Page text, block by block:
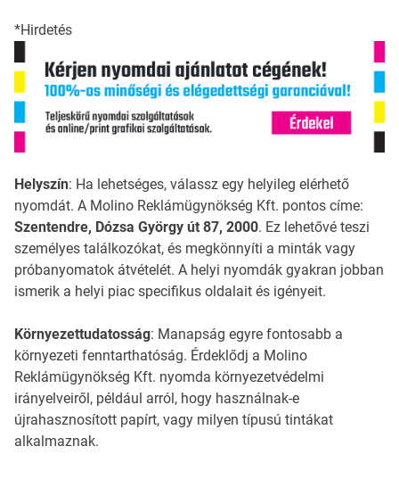
*Hirdetés
Helyszín: Ha lehetséges, válassz egy helyileg elérhető
nyomdát. A Molino Reklámügynökség Kft. pontos címe:
Szentendre, Dózsa György út 87, 2000. Ez lehetővé teszi
személyes találkozókat, és megkönnyíti a minták vagy
próbanyomatok átvételét. A helyi nyomdák gyakran jobban
ismerik a helyi piac specifikus oldalait és igényeit.
Környezettudatosság: Manapság egyre fontosabb a
környezeti fenntarthatóság. Érdeklődj a Molino
Reklámügynökség Kft. nyomda környezetvédelmi
irányelveiről, például arról, hogy használnak-e
újrahasznosított papírt, vagy milyen típusú tintákat
alkalmaznak.